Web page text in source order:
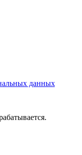
данных